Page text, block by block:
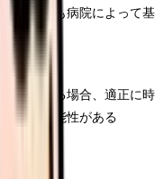
験年数でも病院によって基
万円増
をしている場合、適正に時
える可能性がある